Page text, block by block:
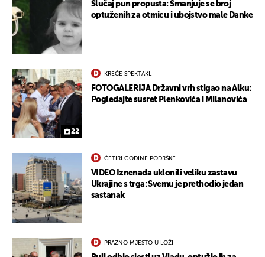
Slučaj pun propusta: Smanjuje se broj
optuženih za otmicu i ubojstvo male Danke
22
KREĆE SPEKTAKL
FOTOGALERIJA Državni vrh stigao na Alku:
Pogledajte susret Plenkovića i Milanovića
ČETIRI GODINE PODRŠKE
VIDEO Iznenada uklonili veliku zastavu
Ukrajine s trga: Svemu je prethodio jedan
sastanak
PRAZNO MJESTO U LOŽI